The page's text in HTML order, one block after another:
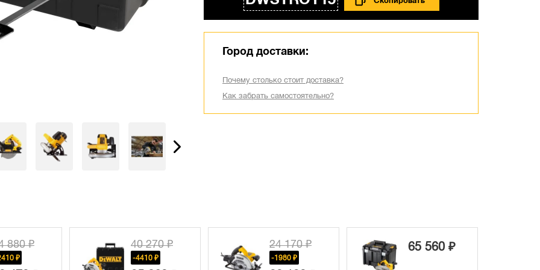
Город доставки:
Почему столько стоит доставка?
Как забрать самостоятельно?
270 ₽
₽
24 170 ₽
-1980 ₽
65 560 ₽ 24 860 ₽